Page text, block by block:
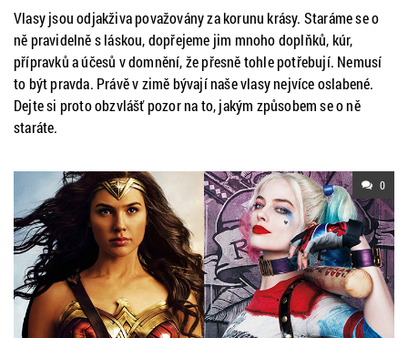
Vlasy jsou odjakživa považovány za korunu krásy. Staráme se o
ně pravidelně s láskou, dopřejeme jim mnoho doplňků, kúr,
přípravků a účesů v domnění, že přesně tohle potřebují. Nemusí
to být pravda. Právě v zimě bývají naše vlasy nejvíce oslabené.
Dejte si proto obzvlášť pozor na to, jakým způsobem se o ně
staráte.
0